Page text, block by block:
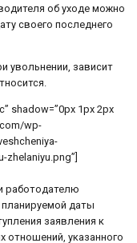
об уходе можно
своего последнего
увольнении, зависит
shadow=”0px 1px 2px
wp-
работодателю
планируемой даты
заявления к
отношений, указанного